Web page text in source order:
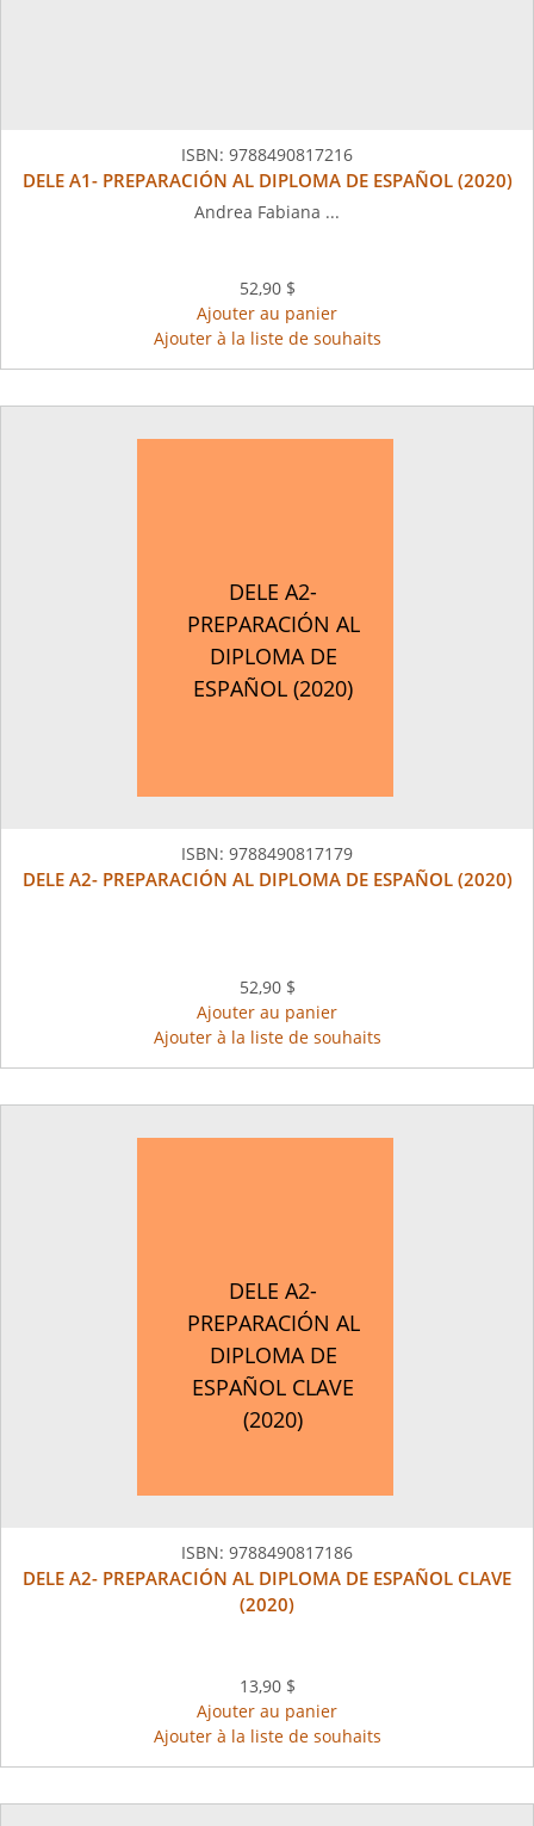
ISBN: 9788490817216
DELE A1- PREPARACIÓN AL DIPLOMA DE ESPAÑOL (2020)
Andrea Fabiana ...
52,90 $
Ajouter au panier
Ajouter à la liste de souhaits
DELE A2-
PREPARACIÓN AL
DIPLOMA DE
ESPAÑOL (2020)
ISBN: 9788490817179
DELE A2- PREPARACIÓN AL DIPLOMA DE ESPAÑOL (2020)
52,90 $
Ajouter au panier
Ajouter à la liste de souhaits
DELE A2-
PREPARACIÓN AL
DIPLOMA DE
ESPAÑOL CLAVE
(2020)
ISBN: 9788490817186
DELE A2- PREPARACIÓN AL DIPLOMA DE ESPAÑOL CLAVE
(2020)
13,90 $
Ajouter au panier
Ajouter à la liste de souhaits